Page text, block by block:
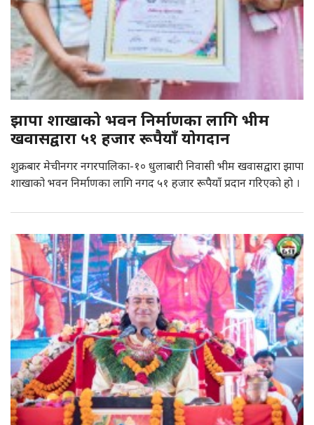
झापा शाखाको भवन निर्माणका लागि भीम
खवासद्वारा ५१ हजार रूपैयाँ याेगदान
शुक्रबार मेचीनगर नगरपालिका-१० धुलाबारी निवासी भीम खवासद्वारा झापा
शाखाको भवन निर्माणका लागि नगद ५१ हजार रूपैयाँ प्रदान गरिएकाे हाे ।